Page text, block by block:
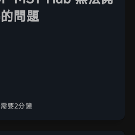
問題
要2分鐘